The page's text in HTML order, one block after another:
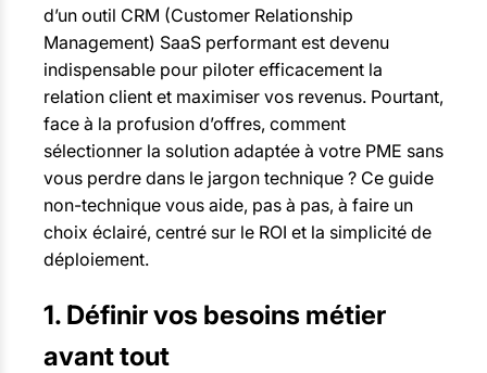
d’un outil CRM (Customer Relationship
Management) SaaS performant est devenu
indispensable pour piloter efficacement la
relation client et maximiser vos revenus. Pourtant,
face à la profusion d’offres, comment
sélectionner la solution adaptée à votre PME sans
vous perdre dans le jargon technique ? Ce guide
non-technique vous aide, pas à pas, à faire un
choix éclairé, centré sur le ROI et la simplicité de
déploiement.
1. Définir vos besoins métier
avant tout